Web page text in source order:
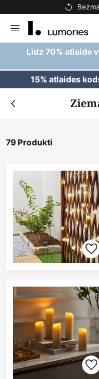
to
Content
Līdz 70% atlaide
15% atlaides
79 Produkti